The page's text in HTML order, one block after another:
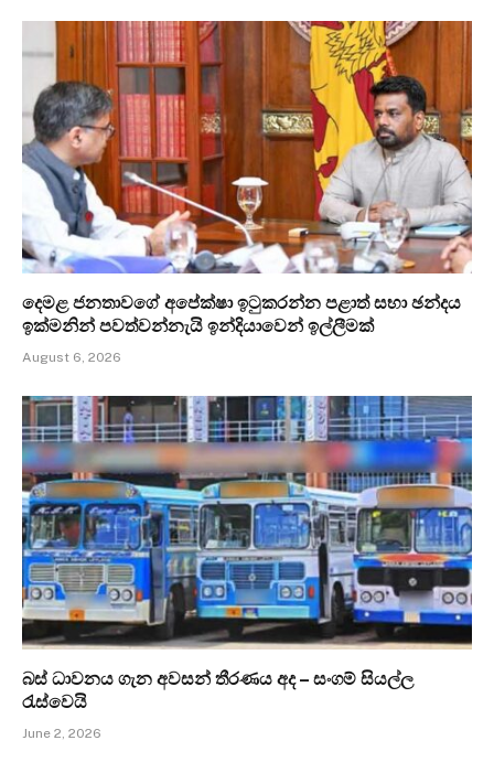
දෙමළ ජනතාවගේ අපේක්ෂා ඉටුකරන්න පළාත් සභා ඡන්දය
ඉක්මනින් පවත්වන්නැයි ඉන්දියාවෙන් ඉල්ලීමක්
August 6, 2026
බස් ධාවනය ගැන අවසන් තීරණය අද – සංගම් සියල්ල
රැස්වෙයි
June 2, 2026